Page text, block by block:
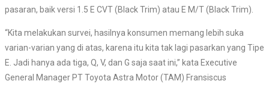
pasaran, baik versi 1.5 E CVT (Black Trim) atau E M/T (Black Trim).
“Kita melakukan survei, hasilnya konsumen memang lebih suka
varian-varian yang di atas, karena itu kita tak lagi pasarkan yang Tipe
E. Jadi hanya ada tiga, Q, V, dan G saja saat ini,” kata Executive
General Manager PT Toyota Astra Motor (TAM) Fransiscus